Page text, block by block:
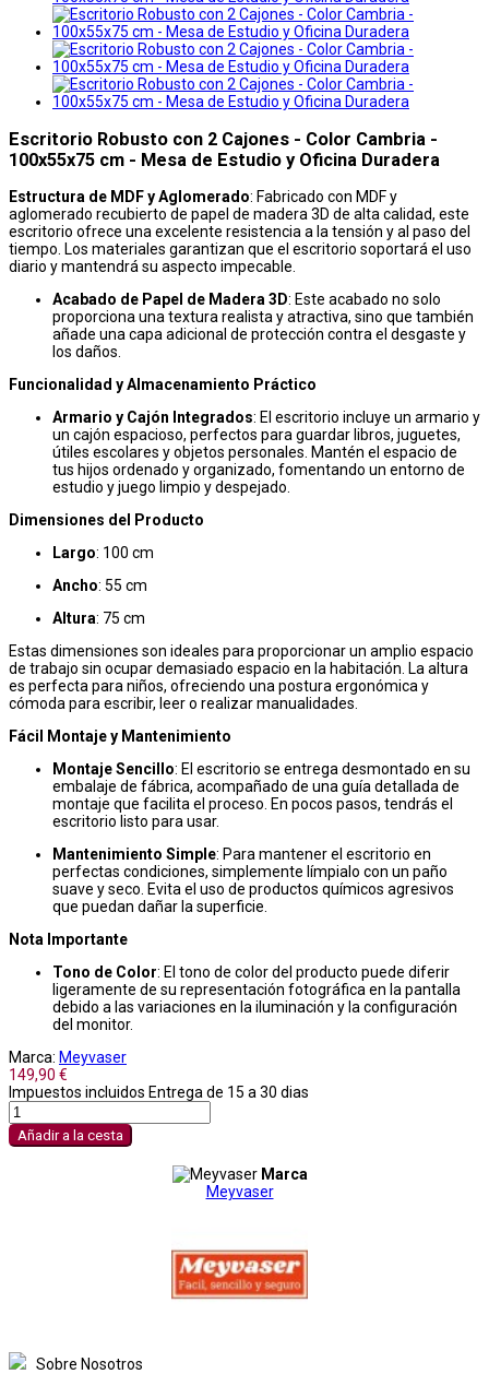
Escritorio Robusto con 2 Cajones - Color Cambria -
100x55x75 cm - Mesa de Estudio y Oficina Duradera
Estructura de MDF y Aglomerado: Fabricado con MDF y
aglomerado recubierto de papel de madera 3D de alta calidad, este
escritorio ofrece una excelente resistencia a la tensión y al paso del
tiempo. Los materiales garantizan que el escritorio soportará el uso
diario y mantendrá su aspecto impecable.
Acabado de Papel de Madera 3D: Este acabado no solo
proporciona una textura realista y atractiva, sino que también
añade una capa adicional de protección contra el desgaste y
los daños.
Funcionalidad y Almacenamiento Práctico
Armario y Cajón Integrados: El escritorio incluye un armario y
un cajón espacioso, perfectos para guardar libros, juguetes,
útiles escolares y objetos personales. Mantén el espacio de
tus hijos ordenado y organizado, fomentando un entorno de
estudio y juego limpio y despejado.
Dimensiones del Producto
Largo: 100 cm
Ancho: 55 cm
Altura: 75 cm
Estas dimensiones son ideales para proporcionar un amplio espacio
de trabajo sin ocupar demasiado espacio en la habitación. La altura
es perfecta para niños, ofreciendo una postura ergonómica y
cómoda para escribir, leer o realizar manualidades.
Fácil Montaje y Mantenimiento
Montaje Sencillo: El escritorio se entrega desmontado en su
embalaje de fábrica, acompañado de una guía detallada de
montaje que facilita el proceso. En pocos pasos, tendrás el
escritorio listo para usar.
Mantenimiento Simple: Para mantener el escritorio en
perfectas condiciones, simplemente límpialo con un paño
suave y seco. Evita el uso de productos químicos agresivos
que puedan dañar la superficie.
Nota Importante
Tono de Color: El tono de color del producto puede diferir
ligeramente de su representación fotográfica en la pantalla
debido a las variaciones en la iluminación y la configuración
del monitor.
Marca: Meyvaser
149,90 €
Impuestos incluidos Entrega de 15 a 30 dias
Añadir a la cesta
Marca
Meyvaser
Sobre Nosotros